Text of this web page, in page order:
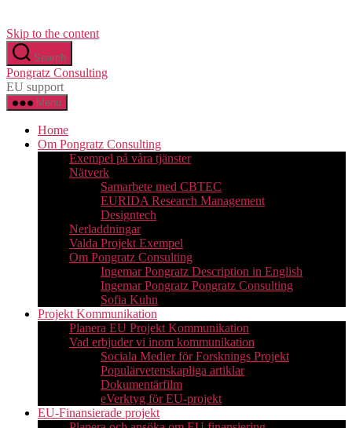
Skip to the content
Search
Pongratz Consulting
EU support
Menu
Home
Om Pongratz Consulting
Exempel på våra tjänster
Nätverk
Samarbete med CBTEC
EURIDA Research Management
Designtech
Nerladdningar
Valda Projekt Exempel
Om Pongratz Consulting
Ingemar Pongratz Description in English
Ingemar Pongratz Pongratz Consulting
Sofia Kuhn
Projekt Kommunikation
Planera EU Projekt Kommunikation
Vad erbjuder vi inom kommunikation
Sociala Medier för Forsknings Projekt
Populärvetenskapliga artiklar
Dokumentärfilm
eVerktyg för EU-projekt
EU-Finansierade projekt